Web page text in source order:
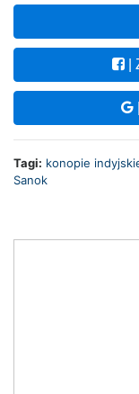
|
Tagi: konopie
Sanok